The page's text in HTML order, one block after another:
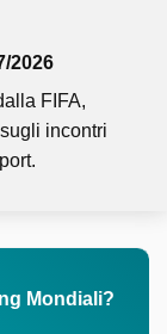
2026
FIFA,
incontri
Mondiali?